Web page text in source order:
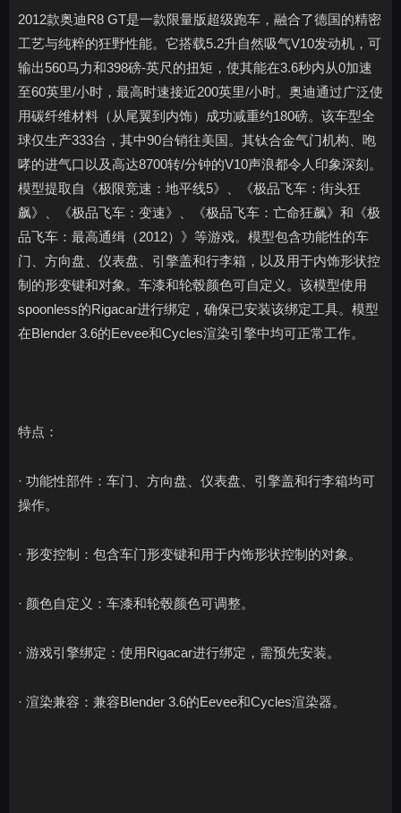
2012款奥迪R8 GT是一款限量版超级跑车，融合了德国的精密
工艺与纯粹的狂野性能。它搭载5.2升自然吸气V10发动机，可
输出560马力和398磅-英尺的扭矩，使其能在3.6秒内从0加速
至60英里/小时，最高时速接近200英里/小时。奥迪通过广泛使
用碳纤维材料（从尾翼到内饰）成功减重约180磅。该车型全
球仅生产333台，其中90台销往美国。其钛合金气门机构、咆
哮的进气口以及高达8700转/分钟的V10声浪都令人印象深刻。
模型提取自《极限竞速：地平线5》、《极品飞车：街头狂
飙》、《极品飞车：变速》、《极品飞车：亡命狂飙》和《极
品飞车：最高通缉（2012）》等游戏。模型包含功能性的车
门、方向盘、仪表盘、引擎盖和行李箱，以及用于内饰形状控
制的形变键和对象。车漆和轮毂颜色可自定义。该模型使用
spoonless的Rigacar进行绑定，确保已安装该绑定工具。模型
在Blender 3.6的Eevee和Cycles渲染引擎中均可正常工作。
特点：
· 功能性部件：车门、方向盘、仪表盘、引擎盖和行李箱均可
操作。
· 形变控制：包含车门形变键和用于内饰形状控制的对象。
· 颜色自定义：车漆和轮毂颜色可调整。
· 游戏引擎绑定：使用Rigacar进行绑定，需预先安装。
· 渲染兼容：兼容Blender 3.6的Eevee和Cycles渲染器。